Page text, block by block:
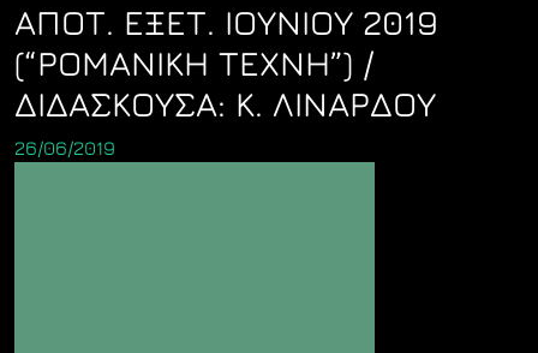
ΑΠΟΤ. ΕΞΕΤ. ΙΟΥΝΙΟΥ 2019
(“ΡΟΜΑΝΙΚΗ ΤΕΧΝΗ”) /
ΔΙΔΑΣΚΟΥΣΑ: Κ. ΛΙΝΑΡΔΟΥ
26/06/2019